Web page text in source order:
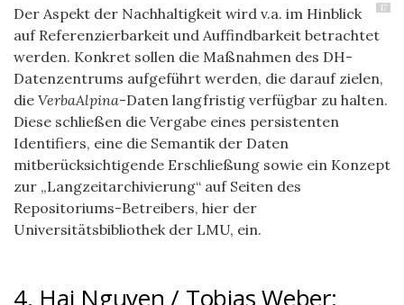
17
Der Aspekt der Nachhaltigkeit wird v.a. im Hinblick
auf Referenzierbarkeit und Auffindbarkeit betrachtet
werden. Konkret sollen die Maßnahmen des DH-
Datenzentrums aufgeführt werden, die darauf zielen,
die VerbaAlpina-Daten langfristig verfügbar zu halten.
Diese schließen die Vergabe eines persistenten
Identifiers, eine die Semantik der Daten
mitberücksichtigende Erschließung sowie ein Konzept
zur „Langzeitarchivierung“ auf Seiten des
Repositoriums-Betreibers, hier der
Universitätsbibliothek der LMU, ein.
4. Hai Nguyen / Tobias Weber: